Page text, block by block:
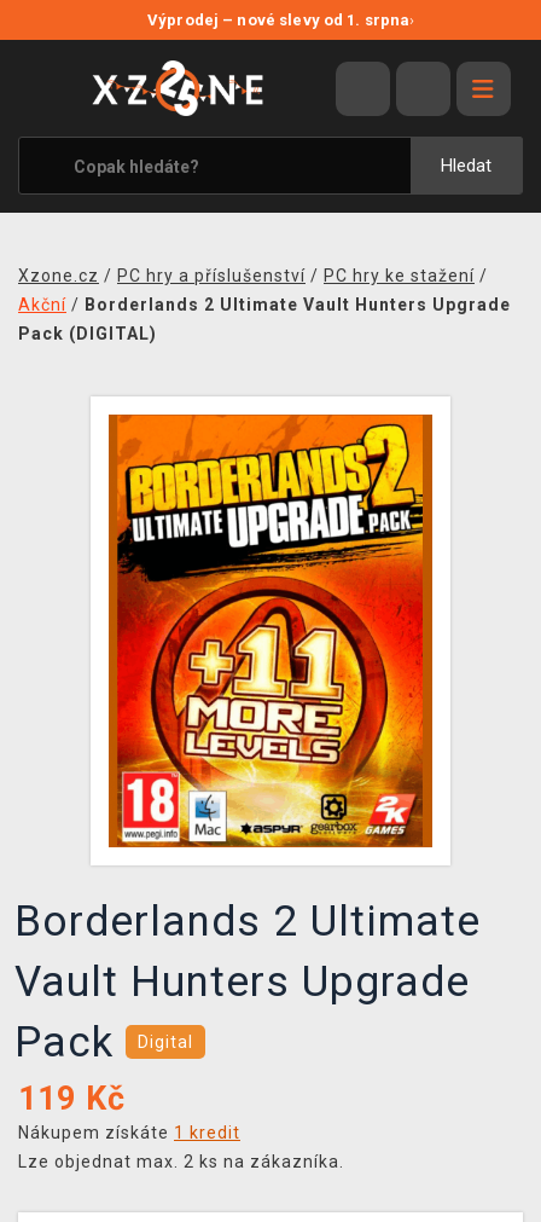
Výprodej – nové slevy od 1. srpna›
Hledat
VÝPRODEJ
VIDEOHRY
XZONE ORIGINALS
TÉMATIKY
MERCHANDISE
KONTAKT
PRODEJNY
DOPRAVA
XZONE KLUB
TCG & BOARDGAME HUB
VÝKUP HER (BAZAR)
Xzone.cz / PC hry a příslušenství / PC hry ke stažení /
Akční / Borderlands 2 Ultimate Vault Hunters Upgrade
Pack (DIGITAL)
Borderlands 2 Ultimate
Vault Hunters Upgrade
Pack
Digital
119 Kč
Nákupem získáte 1 kredit
Lze objednat max. 2 ks na zákazníka.